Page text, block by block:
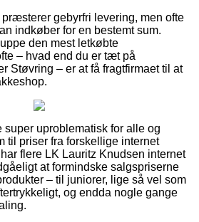
gebyrfri levering, men ofte
indkøber for en bestemt sum.
den mest letkøbte
– hvad end du er tæt på
Støvring – er at få fragtfirmaet til at
uproblematisk for alle og
til priser fra forskellige internet
flere LK Lauritz Knudsen internet
at formindske salgspriserne
– til juniorer, lige så vel som
og endda nogle gange